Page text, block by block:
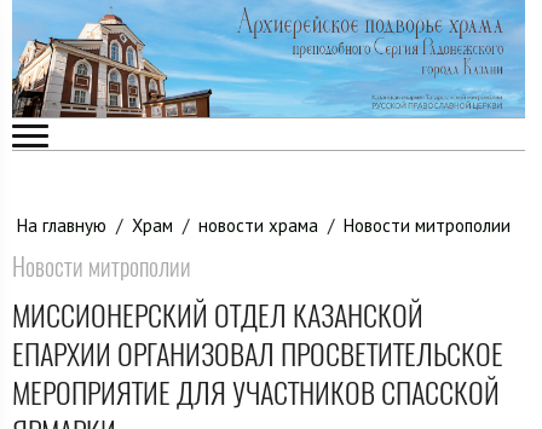
На главную / Храм / новости храма / Новости митрополии
Новости митрополии
МИССИОНЕРСКИЙ ОТДЕЛ КАЗАНСКОЙ
ЕПАРХИИ ОРГАНИЗОВАЛ ПРОСВЕТИТЕЛЬСКОЕ
МЕРОПРИЯТИЕ ДЛЯ УЧАСТНИКОВ СПАССКОЙ